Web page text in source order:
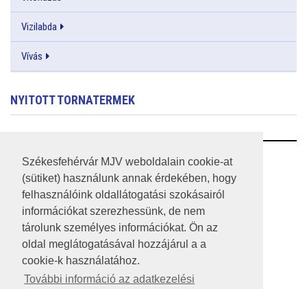
Székesfehérvár MJV weboldalain cookie-at
(sütiket) használunk annak érdekében, hogy
felhasználóink oldallátogatási szokásairól
információkat szerezhessünk, de nem
tárolunk személyes információkat. Ön az
oldal meglátogatásával hozzájárul a a
cookie-k használatához.
További információ az adatkezelési
Vizilabda
Vívás
NYITOTT TORNATERMEK
RSS
A HONLAP 2017.03.31-I ÁLLAPOTA
JOGI NYILATKOZAT
IMPRESSZUM